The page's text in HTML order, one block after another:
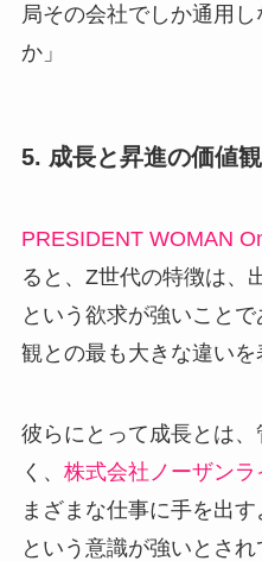
局その会社でしか通用
か」
5. 成長と昇進の価値
PRESIDENT WOMAN
ると、Z世代の特徴は、
という欲求が強いこと
観との最も大きな違いを
彼らにとって成長とは
く、 株式会社ノーザン
まざまな仕事に手を出
という意識が強いとさ